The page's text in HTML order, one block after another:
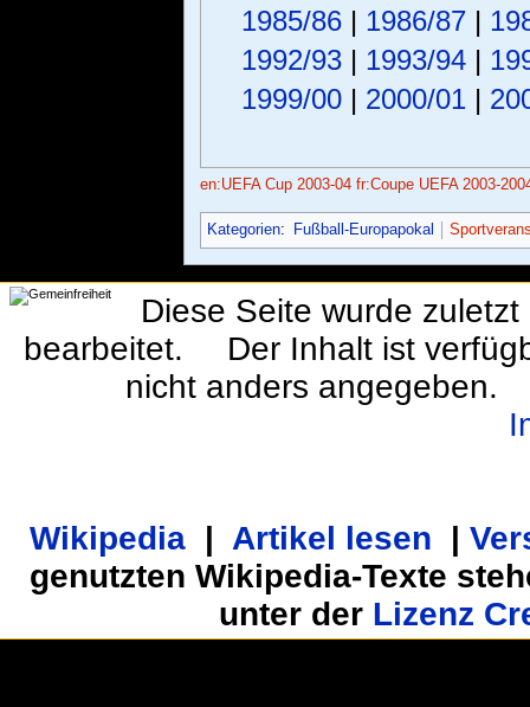
1985/86| 1986/87|
1992/93| 1993/94|
1999/00| 2000/01|
en:UEFA Cup 2003-04 fr:Coupe UEFA 2003-
Kategorien: Fußball-Europapokal
Diese Seite wurde
bearbeitet.
Der Inhalt ist
nicht anders angegeben.
Wikipedia | Artikel lesen |
genutzten Wikipedia-Texte
unter der Lizenz